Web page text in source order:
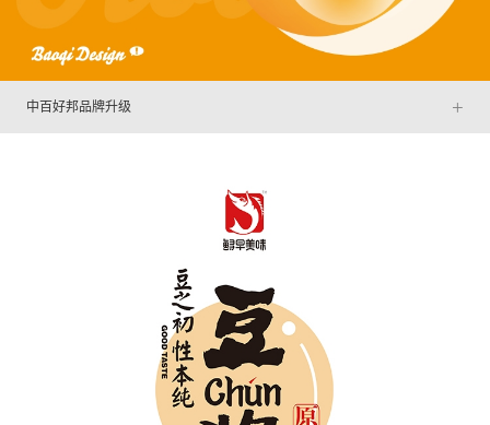
中百好邦品牌升级 +